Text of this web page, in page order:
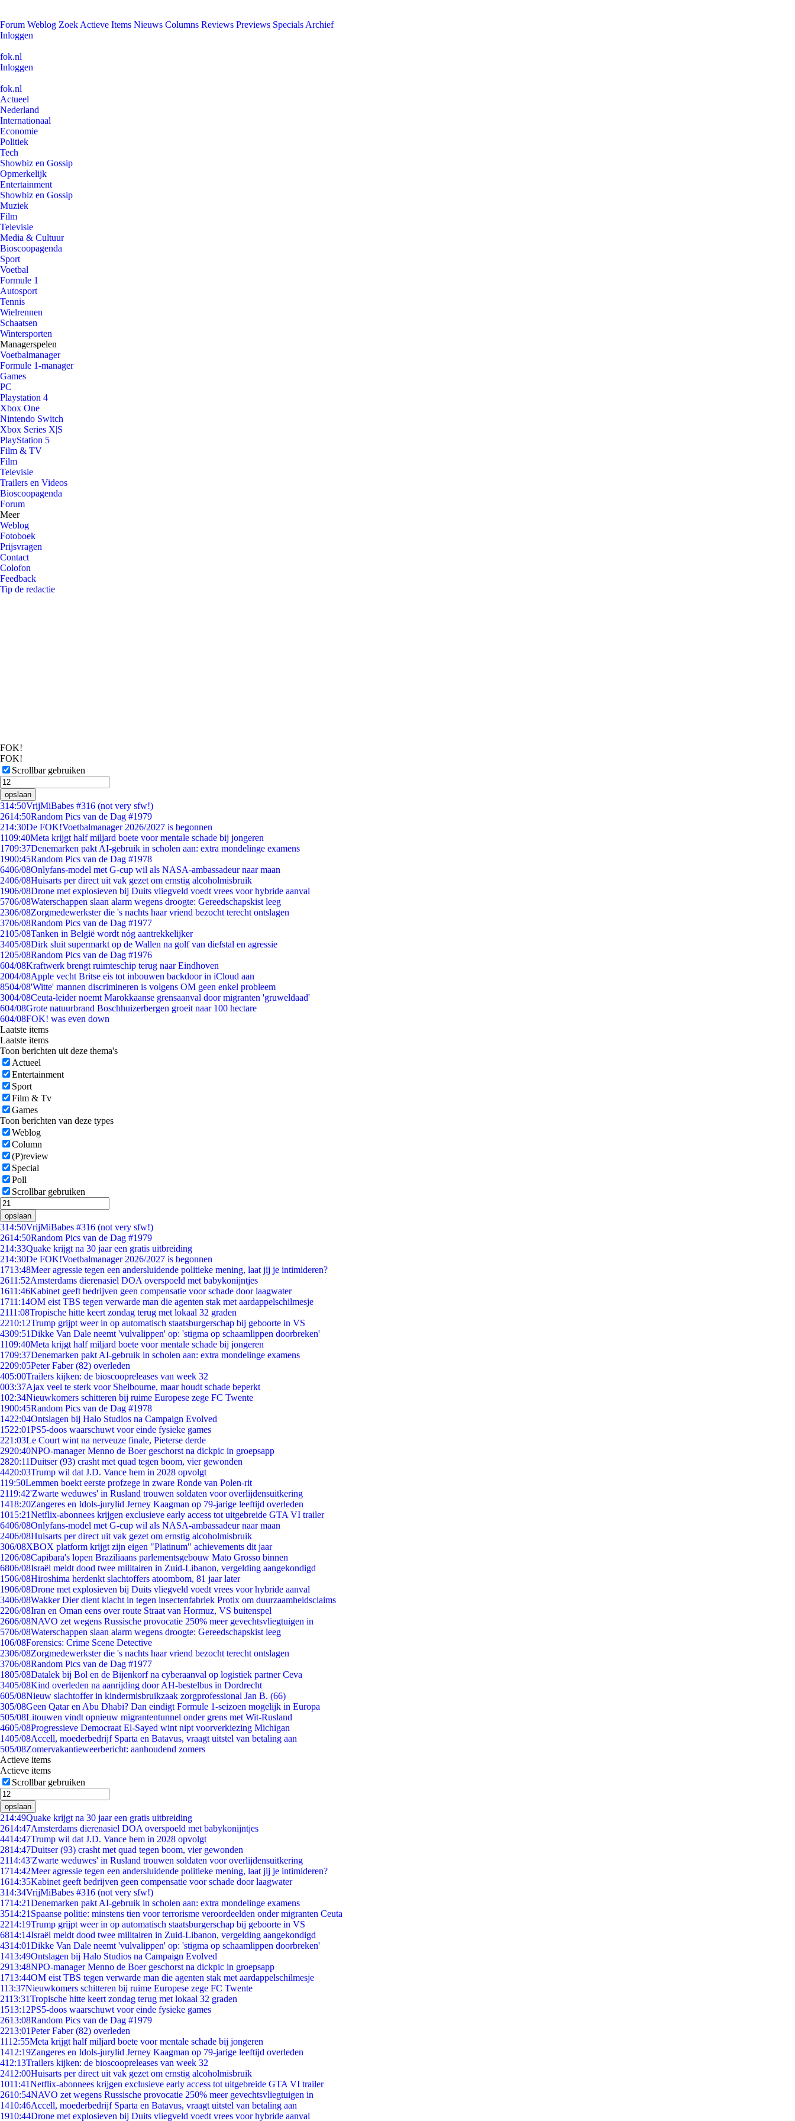
Forum Weblog Zoek Actieve Items Nieuws Columns Reviews Previews Specials Archief
Inloggen
fok.nl
Inloggen
fok.nl
Actueel
Nederland
Internationaal
Economie
Politiek
Tech
Showbiz en Gossip
Opmerkelijk
Entertainment
Showbiz en Gossip
Muziek
Film
Televisie
Media & Cultuur
Bioscoopagenda
Sport
Voetbal
Formule 1
Autosport
Tennis
Wielrennen
Schaatsen
Wintersporten
Managerspelen
Voetbalmanager
Formule 1-manager
Games
PC
Playstation 4
Xbox One
Nintendo Switch
Xbox Series X|S
PlayStation 5
Film & TV
Film
Televisie
Trailers en Videos
Bioscoopagenda
Forum
Meer
Weblog
Fotoboek
Prijsvragen
Contact
Colofon
Feedback
Tip de redactie
FOK!
FOK!
Scrollbar gebruiken
opslaan
314:50VrijMiBabes #316 (not very sfw!)
2614:50Random Pics van de Dag #1979
214:30De FOK!Voetbalmanager 2026/2027 is begonnen
1109:40Meta krijgt half miljard boete voor mentale schade bij jongeren
1709:37Denemarken pakt AI-gebruik in scholen aan: extra mondelinge examens
1900:45Random Pics van de Dag #1978
6406/08Onlyfans-model met G-cup wil als NASA-ambassadeur naar maan
2406/08Huisarts per direct uit vak gezet om ernstig alcoholmisbruik
1906/08Drone met explosieven bij Duits vliegveld voedt vrees voor hybride aanval
5706/08Waterschappen slaan alarm wegens droogte: Gereedschapskist leeg
2306/08Zorgmedewerkster die 's nachts haar vriend bezocht terecht ontslagen
3706/08Random Pics van de Dag #1977
2105/08Tanken in België wordt nóg aantrekkelijker
3405/08Dirk sluit supermarkt op de Wallen na golf van diefstal en agressie
1205/08Random Pics van de Dag #1976
604/08Kraftwerk brengt ruimteschip terug naar Eindhoven
2004/08Apple vecht Britse eis tot inbouwen backdoor in iCloud aan
8504/08'Witte' mannen discrimineren is volgens OM geen enkel probleem
3004/08Ceuta-leider noemt Marokkaanse grensaanval door migranten 'gruweldaad'
604/08Grote natuurbrand Boschhuizerbergen groeit naar 100 hectare
604/08FOK! was even down
Laatste items
Laatste items
Toon berichten uit deze thema's
Actueel
Entertainment
Sport
Film & Tv
Games
Toon berichten van deze types
Weblog
Column
(P)review
Special
Poll
Scrollbar gebruiken
opslaan
314:50VrijMiBabes #316 (not very sfw!)
2614:50Random Pics van de Dag #1979
214:33Quake krijgt na 30 jaar een gratis uitbreiding
214:30De FOK!Voetbalmanager 2026/2027 is begonnen
1713:48Meer agressie tegen een andersluidende politieke mening, laat jij je intimideren?
2611:52Amsterdams dierenasiel DOA overspoeld met babykonijntjes
1611:46Kabinet geeft bedrijven geen compensatie voor schade door laagwater
1711:14OM eist TBS tegen verwarde man die agenten stak met aardappelschilmesje
2111:08Tropische hitte keert zondag terug met lokaal 32 graden
2210:12Trump grijpt weer in op automatisch staatsburgerschap bij geboorte in VS
4309:51Dikke Van Dale neemt 'vulvalippen' op: 'stigma op schaamlippen doorbreken'
1109:40Meta krijgt half miljard boete voor mentale schade bij jongeren
1709:37Denemarken pakt AI-gebruik in scholen aan: extra mondelinge examens
2209:05Peter Faber (82) overleden
405:00Trailers kijken: de bioscoopreleases van week 32
003:37Ajax veel te sterk voor Shelbourne, maar houdt schade beperkt
102:34Nieuwkomers schitteren bij ruime Europese zege FC Twente
1900:45Random Pics van de Dag #1978
1422:04Ontslagen bij Halo Studios na Campaign Evolved
1522:01PS5-doos waarschuwt voor einde fysieke games
221:03Le Court wint na nerveuze finale, Pieterse derde
2920:40NPO-manager Menno de Boer geschorst na dickpic in groepsapp
2820:11Duitser (93) crasht met quad tegen boom, vier gewonden
4420:03Trump wil dat J.D. Vance hem in 2028 opvolgt
119:50Lemmen boekt eerste profzege in zware Ronde van Polen-rit
2119:42'Zwarte weduwes' in Rusland trouwen soldaten voor overlijdensuitkering
1418:20Zangeres en Idols-jurylid Jerney Kaagman op 79-jarige leeftijd overleden
1015:21Netflix-abonnees krijgen exclusieve early access tot uitgebreide GTA VI trailer
6406/08Onlyfans-model met G-cup wil als NASA-ambassadeur naar maan
2406/08Huisarts per direct uit vak gezet om ernstig alcoholmisbruik
306/08XBOX platform krijgt zijn eigen "Platinum" achievements dit jaar
1206/08Capibara's lopen Braziliaans parlementsgebouw Mato Grosso binnen
6806/08Israël meldt dood twee militairen in Zuid-Libanon, vergelding aangekondigd
1506/08Hiroshima herdenkt slachtoffers atoombom, 81 jaar later
1906/08Drone met explosieven bij Duits vliegveld voedt vrees voor hybride aanval
3406/08Wakker Dier dient klacht in tegen insectenfabriek Protix om duurzaamheidsclaims
2206/08Iran en Oman eens over route Straat van Hormuz, VS buitenspel
2606/08NAVO zet wegens Russische provocatie 250% meer gevechtsvliegtuigen in
5706/08Waterschappen slaan alarm wegens droogte: Gereedschapskist leeg
106/08Forensics: Crime Scene Detective
2306/08Zorgmedewerkster die 's nachts haar vriend bezocht terecht ontslagen
3706/08Random Pics van de Dag #1977
1805/08Datalek bij Bol en de Bijenkorf na cyberaanval op logistiek partner Ceva
3405/08Kind overleden na aanrijding door AH-bestelbus in Dordrecht
605/08Nieuw slachtoffer in kindermisbruikzaak zorgprofessional Jan B. (66)
305/08Geen Qatar en Abu Dhabi? Dan eindigt Formule 1-seizoen mogelijk in Europa
505/08Litouwen vindt opnieuw migrantentunnel onder grens met Wit-Rusland
4605/08Progressieve Democraat El-Sayed wint nipt voorverkiezing Michigan
1405/08Accell, moederbedrijf Sparta en Batavus, vraagt uitstel van betaling aan
505/08Zomervakantieweerbericht: aanhoudend zomers
Actieve items
Actieve items
Scrollbar gebruiken
opslaan
214:49Quake krijgt na 30 jaar een gratis uitbreiding
2614:47Amsterdams dierenasiel DOA overspoeld met babykonijntjes
4414:47Trump wil dat J.D. Vance hem in 2028 opvolgt
2814:47Duitser (93) crasht met quad tegen boom, vier gewonden
2114:43'Zwarte weduwes' in Rusland trouwen soldaten voor overlijdensuitkering
1714:42Meer agressie tegen een andersluidende politieke mening, laat jij je intimideren?
1614:35Kabinet geeft bedrijven geen compensatie voor schade door laagwater
314:34VrijMiBabes #316 (not very sfw!)
1714:21Denemarken pakt AI-gebruik in scholen aan: extra mondelinge examens
3514:21 Spaanse politie: minstens tien voor terrorisme veroordeelden onder migranten Ceuta
2214:19Trump grijpt weer in op automatisch staatsburgerschap bij geboorte in VS
6814:14Israël meldt dood twee militairen in Zuid-Libanon, vergelding aangekondigd
4314:01Dikke Van Dale neemt 'vulvalippen' op: 'stigma op schaamlippen doorbreken'
1413:49Ontslagen bij Halo Studios na Campaign Evolved
2913:48NPO-manager Menno de Boer geschorst na dickpic in groepsapp
1713:44OM eist TBS tegen verwarde man die agenten stak met aardappelschilmesje
113:37Nieuwkomers schitteren bij ruime Europese zege FC Twente
2113:31Tropische hitte keert zondag terug met lokaal 32 graden
1513:12PS5-doos waarschuwt voor einde fysieke games
2613:08Random Pics van de Dag #1979
2213:01Peter Faber (82) overleden
1112:55Meta krijgt half miljard boete voor mentale schade bij jongeren
1412:19Zangeres en Idols-jurylid Jerney Kaagman op 79-jarige leeftijd overleden
412:13Trailers kijken: de bioscoopreleases van week 32
2412:00Huisarts per direct uit vak gezet om ernstig alcoholmisbruik
1011:41Netflix-abonnees krijgen exclusieve early access tot uitgebreide GTA VI trailer
2610:54NAVO zet wegens Russische provocatie 250% meer gevechtsvliegtuigen in
1410:46Accell, moederbedrijf Sparta en Batavus, vraagt uitstel van betaling aan
1910:44Drone met explosieven bij Duits vliegveld voedt vrees voor hybride aanval